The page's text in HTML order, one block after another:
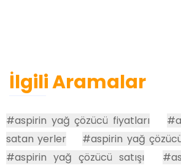
İlgili Aramalar
#aspirin yağ çözücü fiyatları
satan yerler
#aspirin yağ
#aspirin yağ çözücü satışı